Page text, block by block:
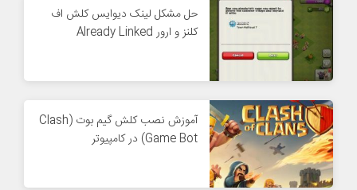
حل مشکل لینک دیوایس کلش اف
کلنز و ارور Already Linked
آموزش نصب کلش گیم بوت (Clash
Game Bot) در کامپیوتر